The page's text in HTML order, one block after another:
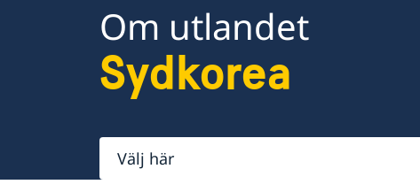
Om utlandet
Sydkorea
Välj
här